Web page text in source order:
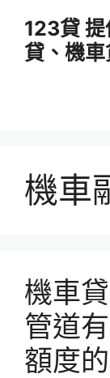
123貸
貸、機
機車
機車
管道
額度